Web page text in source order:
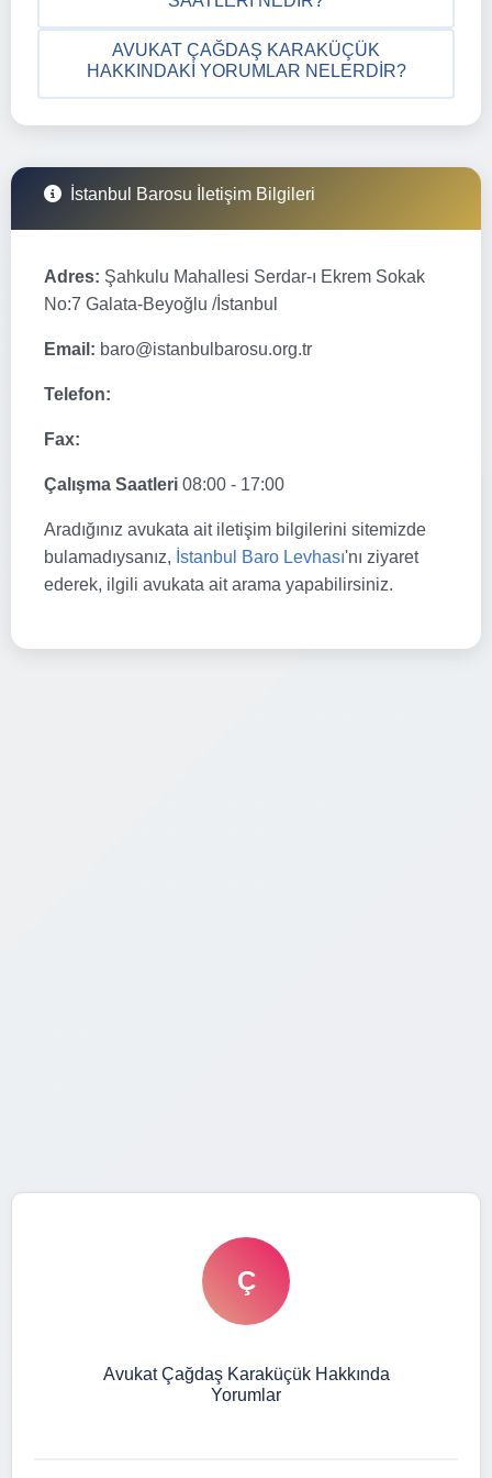
AVUKAT ÇAĞDAŞ KARAKÜÇÜK
HAKKINDAKI YORUMLAR NELERDIR?
İstanbul Barosu İletişim Bilgileri
Adres: Şahkulu Mahallesi Serdar-ı Ekrem Sokak
No:7 Galata-Beyoğlu /İstanbul
Email: baro@istanbulbarosu.org.tr
Telefon:
Fax:
Çalışma Saatleri 08:00 - 17:00
Aradığınız avukata ait iletişim bilgilerini sitemizde
bulamadıysanız, İstanbul Baro Levhası'nı ziyaret
ederek, ilgili avukata ait arama yapabilirsiniz.
Ç
Avukat Çağdaş Karaküçük Hakkında
Yorumlar